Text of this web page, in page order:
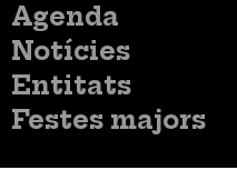
Menú
principal
Agenda
Notícies
Entitats
Festes majors